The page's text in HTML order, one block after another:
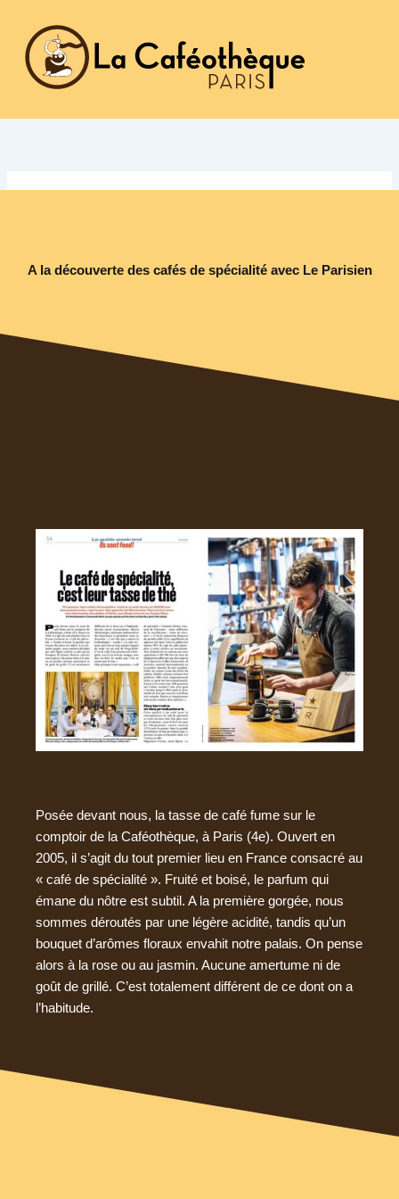
contenu
A la découverte des cafés de spécialité avec Le Parisien
Posée devant nous, la tasse de café fume sur le
comptoir de la Caféothèque, à Paris (4e). Ouvert en
2005, il s’agit du tout premier lieu en France consacré au
« café de spécialité ». Fruité et boisé, le parfum qui
émane du nôtre est subtil. A la première gorgée, nous
sommes déroutés par une légère acidité, tandis qu’un
bouquet d’arômes floraux envahit notre palais. On pense
alors à la rose ou au jasmin. Aucune amertume ni de
goût de grillé. C’est totalement différent de ce dont on a
l’habitude.